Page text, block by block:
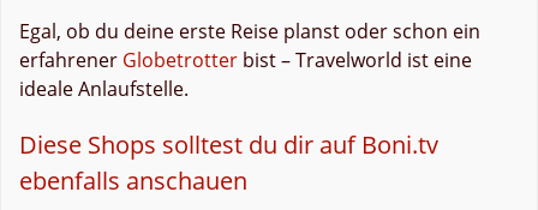
Egal, ob du deine erste Reise planst oder schon ein
erfahrener Globetrotter bist – Travelworld ist eine
ideale Anlaufstelle.
Diese Shops solltest du dir auf Boni.tv
ebenfalls anschauen